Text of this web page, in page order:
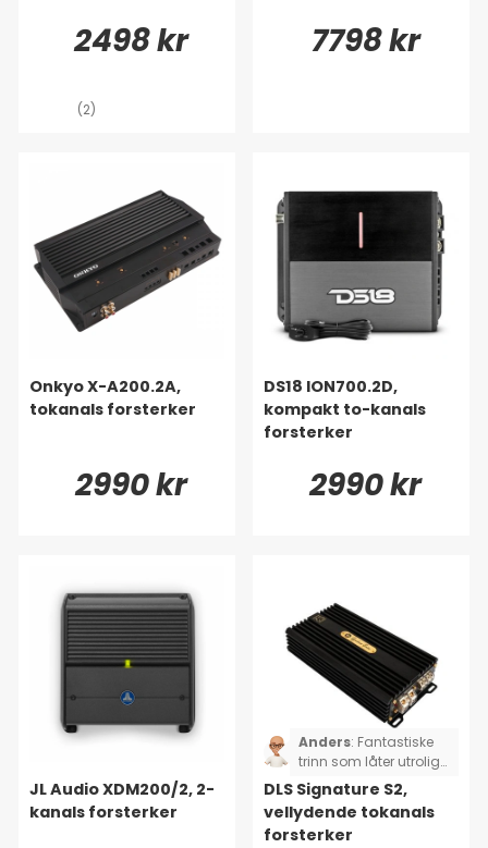
2498 kr
(2)
7798 kr
Onkyo X-A200.2A,
tokanals forsterker
2990 kr
DS18 ION700.2D,
kompakt to-kanals
forsterker
2990 kr
JL Audio XDM200/2, 2-
kanals forsterker
Anders: Fantastiske
trinn som låter utrolig
bra.
DLS Signature S2,
vellydende tokanals
forsterker